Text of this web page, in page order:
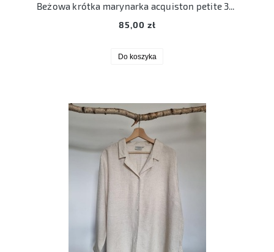
Beżowa krótka marynarka acquiston petite 36 S
85,00 zł
Do koszyka